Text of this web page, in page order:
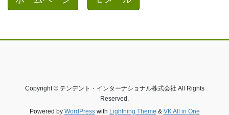
Copyright © テンデント・インターナショナル株式会社 All Rights
Reserved.
Powered by WordPresswith Lightning Theme & VK All in One